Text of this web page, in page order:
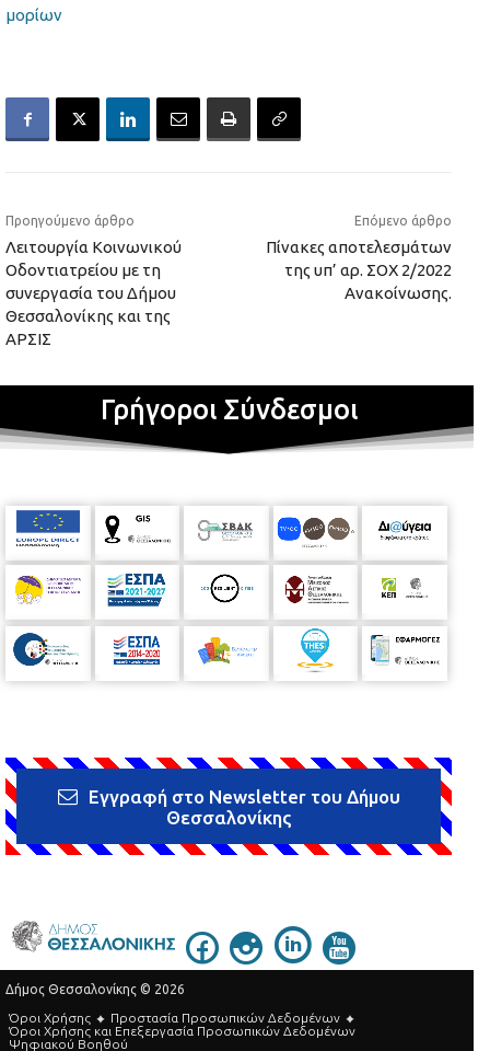
μορίων
Προηγούμενο άρθρο
Λειτουργία Κοινωνικού
Οδοντιατρείου με τη
συνεργασία του Δήμου
Θεσσαλονίκης και της
ΑΡΣΙΣ
Επόμενο άρθρο
Πίνακες αποτελεσμάτων
της υπ’ αρ. ΣΟΧ 2/2022
Ανακοίνωσης.
Γρήγοροι Σύνδεσμοι
Εγγραφή στο Newsletter του Δήμου
Θεσσαλονίκης
Δήμος Θεσσαλονίκης © 2026
Όροι Χρήσης
Προστασία Προσωπικών Δεδομένων
Όροι Xρήσης και Eπεξεργασία Προσωπικών Δεδομένων
Ψηφιακού Βοηθού